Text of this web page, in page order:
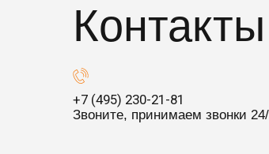
Контакты
+7 (495) 230-21-81
Звоните, принимаем звонки